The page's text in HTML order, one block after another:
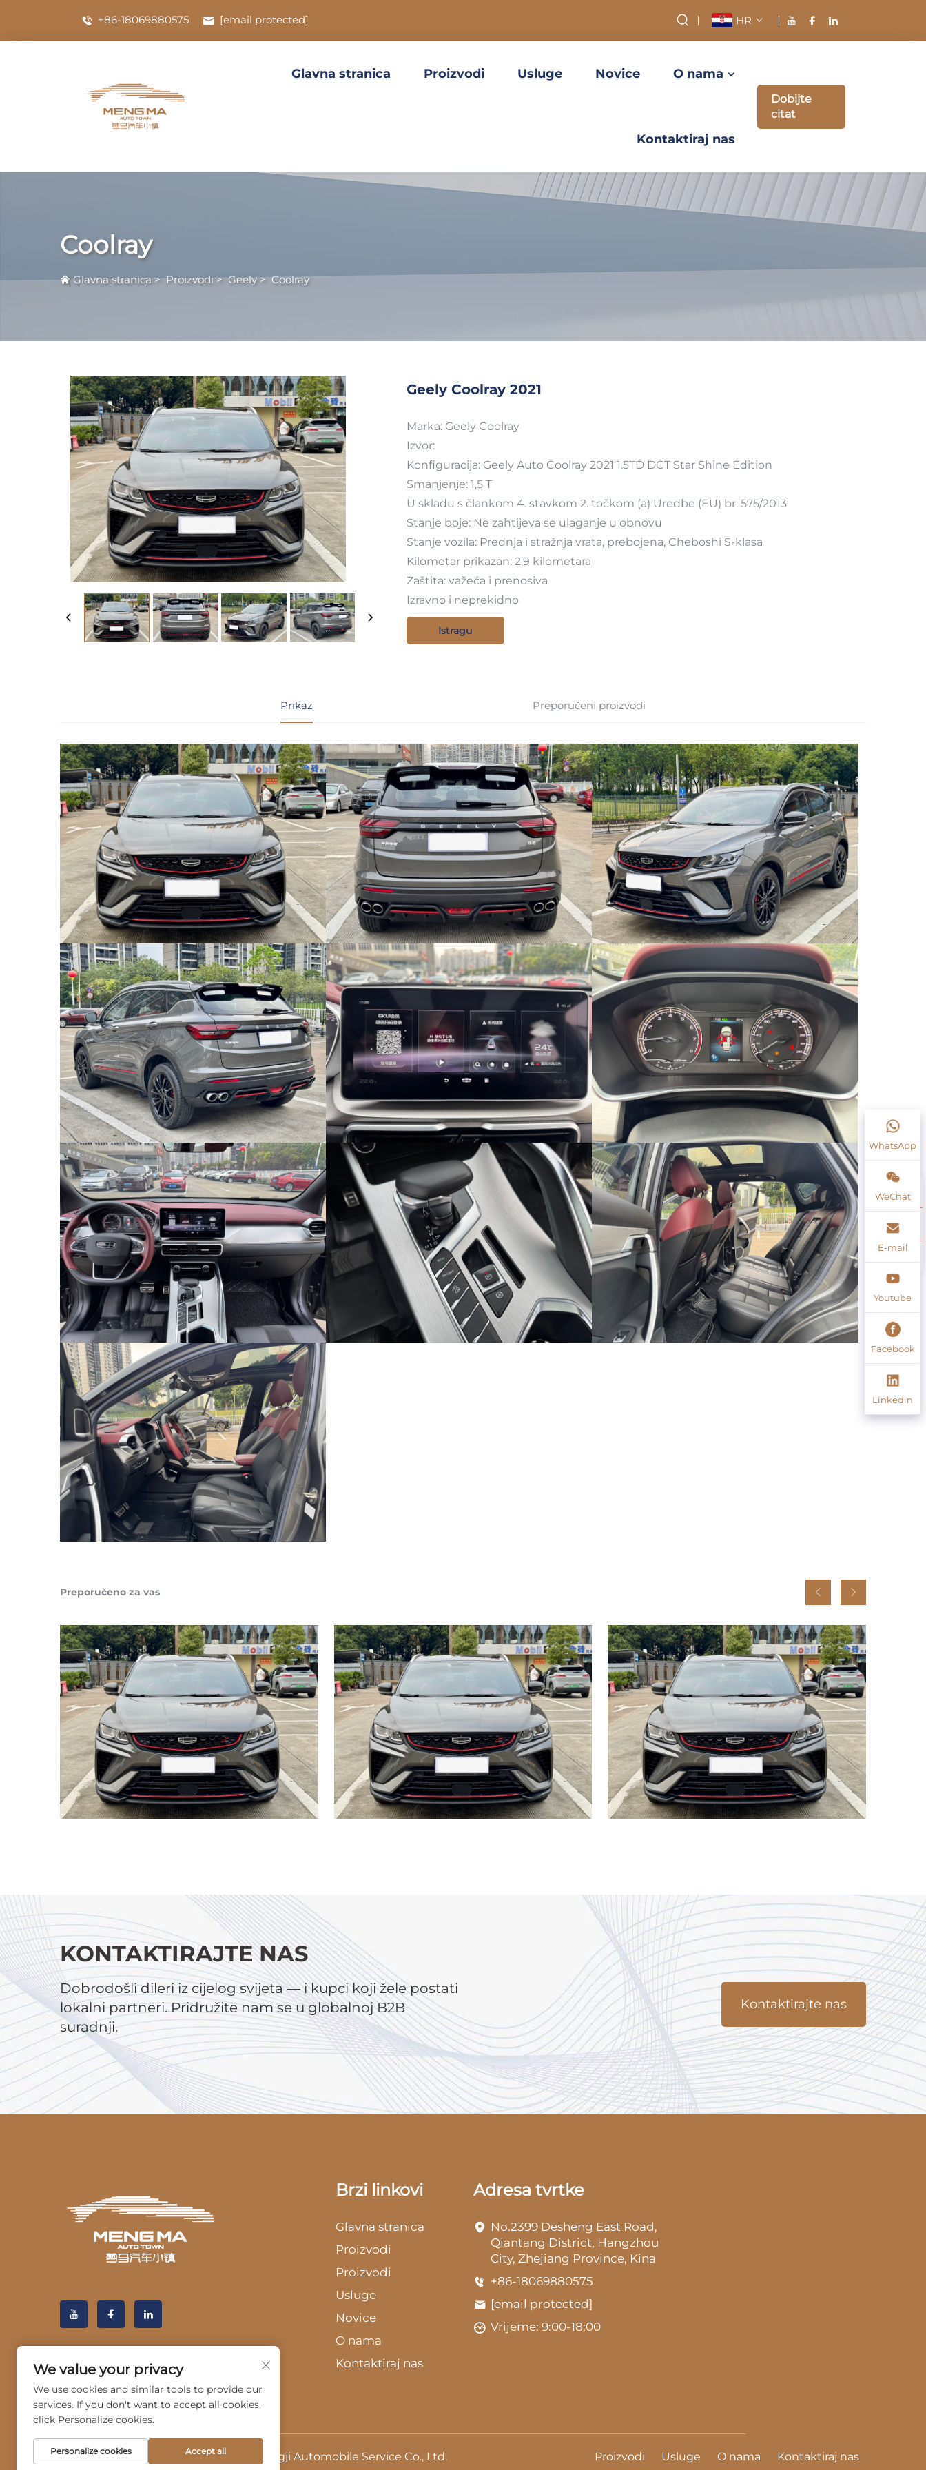
+86-18069880575 [email protected] HR
Glavna stranica Proizvodi Usluge Novice O nama
Kontaktiraj nas
Dobijte
citat
Coolray
Glavna stranica>Proizvodi>Geely>Coolray
Geely Coolray 2021
Marka: Geely Coolray
Izvor:
Konfiguracija: Geely Auto Coolray 2021 1.5TD DCT Star Shine Edition
Smanjenje: 1,5 T
U skladu s člankom 4. stavkom 2. točkom (a) Uredbe (EU) br. 575/2013
Stanje boje: Ne zahtijeva se ulaganje u obnovu
Stanje vozila: Prednja i stražnja vrata, prebojena, Cheboshi S-klasa
Kilometar prikazan: 2,9 kilometara
Zaštita: važeća i prenosiva
Izravno i neprekidno
Istragu
Prikaz Preporučeni proizvodi
Preporučeno za vas
KONTAKTIRAJTE NAS
Dobrodošli dileri iz cijelog svijeta — i kupci koji žele postati
lokalni partneri. Pridružite nam se u globalnoj B2B
suradnji.
Kontaktirajte nas
WhatsApp
WeChat
E-mail
Youtube
Facebook
Linkedin
Brzi linkovi
Glavna stranica
Proizvodi
Proizvodi
Usluge
Novice
O nama
Kontaktiraj nas
Adresa tvrtke
No.2399 Desheng East Road,
Qiantang District, Hangzhou
City, Zhejiang Province, Kina
+86-18069880575
[email protected]
Vrijeme: 9:00-18:00
Autorska prava © 2025. Hangzhou Guangji Automobile Service Co., Ltd.
Proizvodi Usluge O nama Kontaktiraj nas
We value your privacy
We use cookies and similar tools to provide our
services. If you don't want to accept all cookies,
click Personalize cookies.
Personalize cookies Accept all